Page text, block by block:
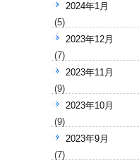
2024年1月
(5)
2023年12月
(7)
2023年11月
(9)
2023年10月
(9)
2023年9月
(7)